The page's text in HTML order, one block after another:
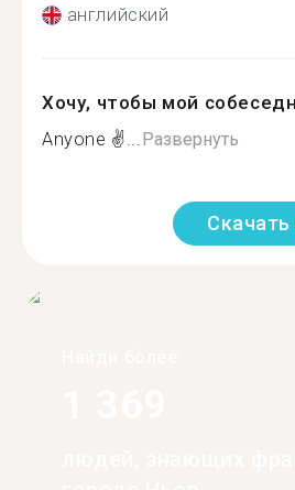
английский
Хочу, чтобы мой
Anyone ✌...Развернуть